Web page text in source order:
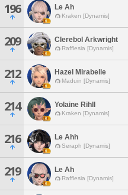
196 Le Ah
Kraken [Dynamis]
209 Clerebol Arkwright
Rafflesia [Dynamis]
212 Hazel Mirabelle
Maduin [Dynamis]
214 Yolaine Rihll
Kraken [Dynamis]
216 Le Ahh
Seraph [Dynamis]
219 Le Ah
Rafflesia [Dynamis]